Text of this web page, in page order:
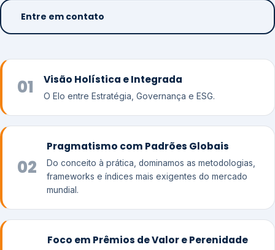
Entre em contato
01 Visão Holística e Integrada
O Elo entre Estratégia, Governança e ESG.
02
Pragmatismo com Padrões Globais
Do conceito à prática, dominamos as metodologias,
frameworks e índices mais exigentes do mercado
mundial.
Foco em Prêmios de Valor e Perenidade